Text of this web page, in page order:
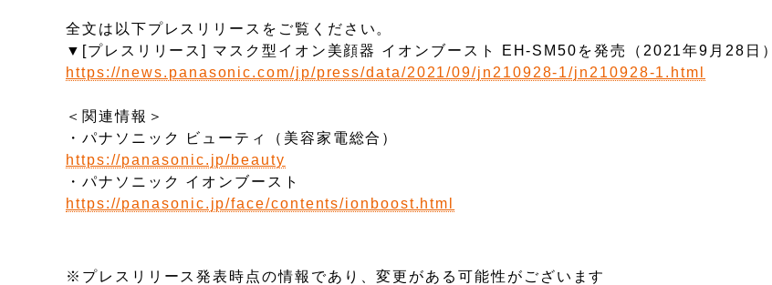
全文は以下プレスリリースをご覧ください。
▼[プレスリリース] マスク型イオン美顔器 イオンブースト EH-SM50を発売（2021年9月28日）
https://news.panasonic.com/jp/press/data/2021/09/jn210928-1/jn210928-1.html
＜関連情報＞
・パナソニック ビューティ（美容家電総合）
https://panasonic.jp/beauty
・パナソニック イオンブースト
https://panasonic.jp/face/contents/ionboost.html
※プレスリリース発表時点の情報であり、変更がある可能性がございます